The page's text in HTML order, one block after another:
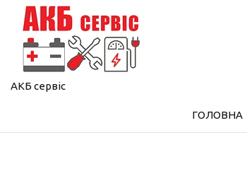
АКБ сервіс
ГОЛОВНА